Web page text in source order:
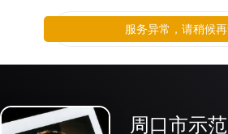
周口市示
服务异常，请稍候